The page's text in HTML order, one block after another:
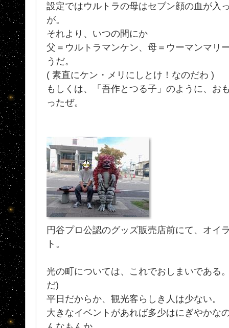
設定ではウルトラの母はセブン顔の血が入
が。
それより、いつの間にか
父＝ウルトラマンケン、母＝ウーマンマ
うだ。
( 素直にケン・メリにしとけ！なのだわ )
もしくは、「吾作とつる子」のように、お
ったぜ。
円谷プロ公認のグッズ販売店前にて、オイ
ト。
光の町については、これでおしまいである
だ)
平日だからか、観光客らしき人は少ない。
大きなイベントがあれば多少はにぎやかな